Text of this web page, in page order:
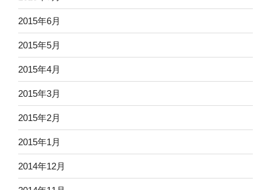
2015年6月
2015年5月
2015年4月
2015年3月
2015年2月
2015年1月
2014年12月